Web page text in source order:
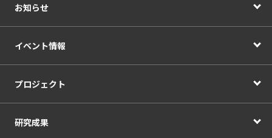
お知らせ
イベント情報
プロジェクト
研究成果